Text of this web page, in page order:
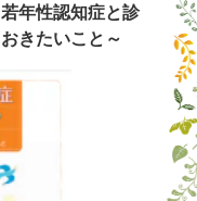
年性認知症と診
きたいこと～